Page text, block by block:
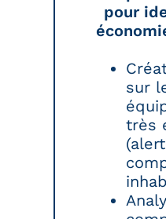
pour
sur
très